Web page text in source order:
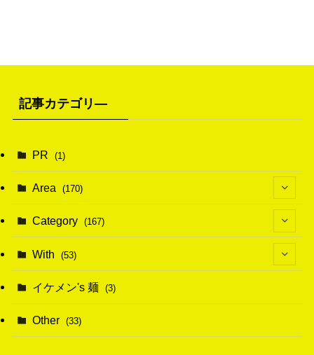
記事カテゴリ―
PR (1)
Area (170)
(1)
(38)
Category (167)
(114)
With (53)
(15)
(43)
イケメン's 麺 (3)
Other (33)